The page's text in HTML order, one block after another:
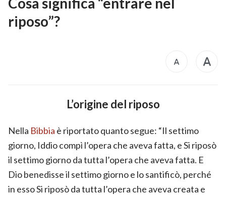
riposo”?
L’origine del riposo
Nella Bibbia è riportato quanto segue: “Il settimo
giorno, Iddio compì l’opera che aveva fatta, e Si riposò
il settimo giorno da tutta l’opera che aveva fatta. E
Dio benedisse il settimo giorno e lo santificò, perché
in esso Si riposò da tutta l’opera che aveva creata e